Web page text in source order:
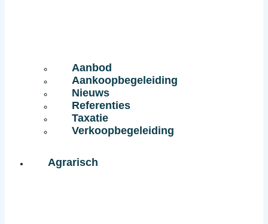
Aanbod
Aankoopbegeleiding
Nieuws
Referenties
Taxatie
Verkoopbegeleiding
Agrarisch